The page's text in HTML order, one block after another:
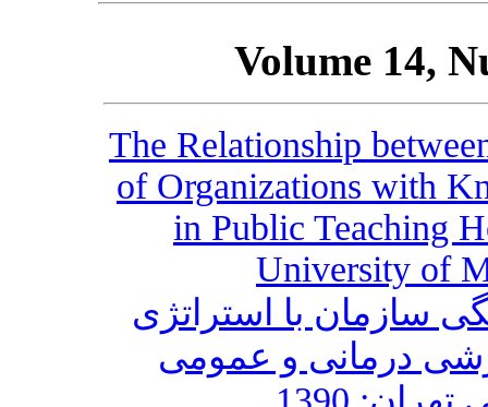
Volume 14,
The Relationship
of Organizations with
in Public Teaching
University of
سازمان با استراتژی
درمانی و عمومی